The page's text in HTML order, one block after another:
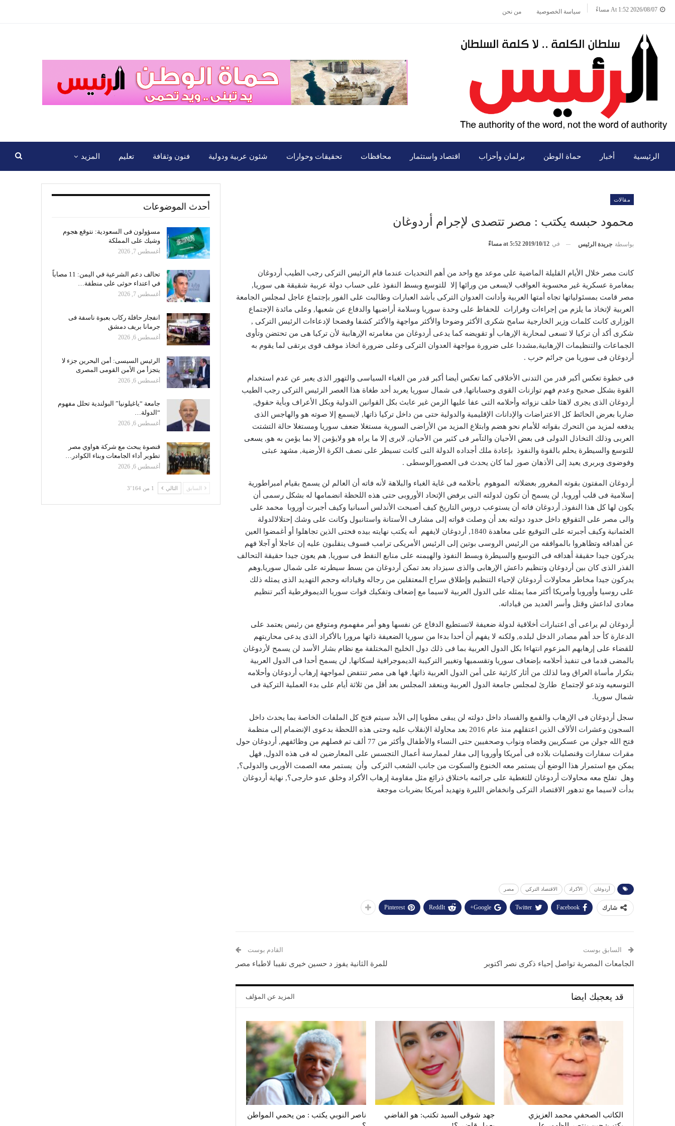
2026/08/07 At 1:52 مساءً سياسة الخصوصية من نحن
الرئيسية أخبار حماة الوطن برلمان وأحزاب اقتصاد واستثمار محافظات تحقيقات وحوارات شئون عربية ودولية فنون وثقافة تعليم المزيد
مقالات
محمود حبسه يكتب : مصر تتصدى لإجرام أردوغان
بواسطة جريدة الرئيس في 2019/10/12 at 5:52 مساءً
كانت مصر خلال الأيام القليلة الماضية على موعد مع واحد من أهم التحديات عندما قام الرئيس التركى رجب الطيب أردوغان
بمغامرة عسكرية غير محسوبة العواقب لايسعى من ورائها إلا للتوسع وبسط النفوذ على حساب دولة عربية شقيقة هى سوريا,
مصر قامت بمسئولياتها تجاه أمتها العربية وأدانت العدوان التركى بأشد العبارات وطالبت على الفور بإجتماع عاجل لمجلس الجامعة
العربية لإتخاذ ما يلزم من إجراءات وقرارات للحفاظ على وحدة سوريا وسلامة أراضيها والدفاع عن شعبها, وعلى مائدة الإجتماع
الوزارى كانت كلمات وزير الخارجية سامح شكرى الأكثر وضوحا والأكثر مواجهة والأكثر كشفا وفضحا لإدعاءات الرئيس التركى ,
شكرى أكد أن تركيا لا تسعى لمحاربة الإرهاب أو تقويضه كما يدعى أردوغان من مغامرته الإرهابية لأن تركيا هى من تحتضن وتأوى
الجماعات والتنظيمات الإرهابية,مشددا على ضرورة مواجهة العدوان التركى وعلى ضرورة اتخاذ موقف قوى يرتقى لما يقوم به
أردوغان فى سوريا من جرائم حرب .
فى خطوة تعكس أكبر قدر من التدنى الأخلاقى كما تعكس أيضا أكبر قدر من الغباء السياسى والتهور الذى يعبر عن عدم استخدام
القوة بشكل صحيح وعدم فهم توازنات القوى وحساباتها, فى شمال سوريا يعربد أحد طغاة هذا العصر الرئيس التركى رجب الطيب
أردوغان الذى يجرى لاهثا خلف نزواته وأحلامه التى عفا عليها الزمن غير عابث بكل القوانين الدولية وبكل الأعراف وبأية حقوق,
ضاربا بعرض الحائط كل الاعتراضات والإدانات الإقليمية والدولية حتى من داخل تركيا ذاتها, لايسمع إلا صوته هو والهاجس الذى
يدفعه لمزيد من التحرك بقواته للأمام نحو هضم وابتلاع المزيد من الأراضى السورية مستغلا ضعف سوريا ومستغلا حالة التشتت
العربى وذلك التخاذل الدولى فى بعض الأحيان والتآمر فى كثير من الأحيان, لايرى إلا ما يراه هو ولايؤمن إلا بما يؤمن به هو, يسعى
للتوسع والسيطرة يحلم بالقوة والنفوذ بإعادة ملك أجداده الدولة التى كانت تسيطر على نصف الكرة الأرضية, مشهد عبثى
وفوضوى وبربرى يعيد إلى الأذهان صور لما كان يحدث فى العصورالوسطى .
أردوغان المفتون بقوته المغرور بعضلاته الموهوم بأحلامه فى غاية الغباء والبلاهة لأنه فاته أن العالم لن يسمح بقيام امبراطورية
إسلامية فى قلب أوروبا, لن يسمح أن تكون لدولته التى يرفض الإتحاد الأوروبى حتى هذه اللحظة انضمامها له بشكل رسمى أن
يكون لها كل هذا النفوذ, أردوغان فاته أن يستوعب دروس التاريخ كيف أصبحت الأندلس أسبانيا وكيف أجبرت أوروبا محمد على
والى مصر على التقوقع داخل حدود دولته بعد أن وصلت قواته إلى مشارف الأستانة واستانبول وكانت على وشك إحتلالالدولة
العثمانية وكيف أجبرته على التوقيع على معاهدة 1840, أردوغان لايفهم أنه يكتب نهايته بيده فحتى الذين تجاهلوا أو أغمضوا العين
عن أهدافه وتظاهروا بالموافقه من الرئيس الروسى بوتين إلى الرئيس الأمريكى ترامب فسوف ينقلبون عليه إن عاجلا أو آجلا فهم
يدركون جيدا حقيقة أهدافه فى التوسع والسيطرة وبسط النفوذ والهيمنه على منابع النفط فى سوريا, هم يعون جيدا حقيقة التحالف
القذر الذى كان بين أردوغان وتنظيم داعش الإرهابى والذى سيزداد بعد تمكن أردوغان من بسط سيطرته على شمال سوريا,وهم
يدركون جيدا مخاطر محاولات أردوغان لإحياء التنظيم وإطلاق سراح المعتقلين من رجاله وقياداته وحجم التهديد الذى يمثله ذلك
على روسيا وأوروبا وأمريكا أكثر مما يمثله على الدول العربية لاسيما مع إضعاف وتفكيك قوات سوريا الديموقرطية أكبر تنظيم
معادى لداعش وقتل وأسر العديد من قياداته.
أردوغان لم يراعى أى اعتبارات أخلاقية لدولة ضعيفة لاتستطيع الدفاع عن نفسها وهو أمر مفهموم ومتوقع من رئيس يعتمد على
الدعارة كأ حد أهم مصادر الدخل لبلده, ولكنه لا يفهم أن أحدا بدءا من سوريا الضعيفة ذاتها مرورا بالأكراد الذى يدعى محاربتهم
للقضاء على إرهابهم المزعوم انتهاءا بكل الدول العربية بما فى ذلك دول الخليج المختلفة مع نظام بشار الأسد لن يسمح لأردوغان
بالمضى قدما فى تنفيذ أحلامه بإضعاف سوريا وتقسميها وتغيير التركيبة الديموجرافية لسكانها, لن يسمح أحدا فى الدول العربية
بتكرار مأساة العراق وما لذلك من أثار كارثية على أمن الدول العربية ذاتها, فها هى مصر تنتفض لمواجهة إرهاب أردوغان وأحلامه
التوسعيه وتدعو لإجتماع طارئ لمجلس جامعة الدول العربية وينعقد المجلس بعد أقل من ثلاثة أيام على بدء العملية التركية فى
شمال سوريا.
سجل أردوغان فى الإرهاب والقمع والفساد داخل دولته لن يبقى مطويا إلى الأبد سيتم فتح كل الملفات الخاصة بما يحدث داخل
السجون وعشرات الألآف الذين اعتقلهم منذ عام 2016 بعد محاولة الإنقلاب عليه وحتى هذه اللحظة بدعوى الإنضمام إلى منظمة
فتح الله جولن من عسكريين وقضاه ونواب وصحفيين حتى النساء والأطفال وأكثر من 77 ألف تم فصلهم من وظائفهم, أردوغان حول
مقرات سفارات وقنصليات بلاده فى أمريكا وأوروبا إلى مقار لممارسة أعمال التجسس على المعارضين له فى هذه الدول, فهل
يمكن مع استمرار هذا الوضع أن يستمر معه الخنوع والسكوت من جانب الشعب التركى وأن يستمر معه الصمت الأوربى والدولى؟,
وهل تفلح معه محاولات أردوغان للتغطية على جرائمه باختلاق ذرائع مثل مقاومة إرهاب الأكراد وخلق عدو خارجى؟, نهاية أردوغان
بدأت لاسيما مع تدهور الاقتصاد التركى وانخفاض الليرة وتهديد أمريكا بضربات موجعة
أردوغان الأكراد الاقتصاد التركي مصر
شارك Facebook
Twitter
Google+
ReddIt
Pinterest
السابق بوست
الجامعات المصرية تواصل إحياء ذكرى نصر اكتوبر
القادم بوست
للمرة الثانية يفوز د حسين خيرى نقيبا لاطباء مصر
قد يعجبك ايضا المزيد عن المؤلف
الكاتب الصحفي محمد العزيزي
جهد شوقى السيد تكتب: هو الفاضي
ناصر النوبي يكتب : من يحمي المواطن
أحدث الموضوعات
مسؤولون فى السعودية: نتوقع هجوم
وشيك على المملكة
أغسطس 7, 2026
تحالف دعم الشرعية في اليمن: 11 مصاباً
في اعتداء حوثى على منطقة…
أغسطس 7, 2026
انفجار حافلة ركاب بعبوة ناسفة فى
جرمانا بريف دمشق
أغسطس 6, 2026
الرئيس السيسى: أمن البحرين جزء لا
يتجزأ من الأمن القومى المصرى
أغسطس 6, 2026
جامعة “ياغيلونيا” البولندية تحلل مفهوم
“الدولة…
أغسطس 6, 2026
قنصوة يبحث مع شركة هواوي مصر
تطوير أداء الجامعات وبناء الكوادر…
أغسطس 6, 2026
السابق التالي 1 من 3٬164